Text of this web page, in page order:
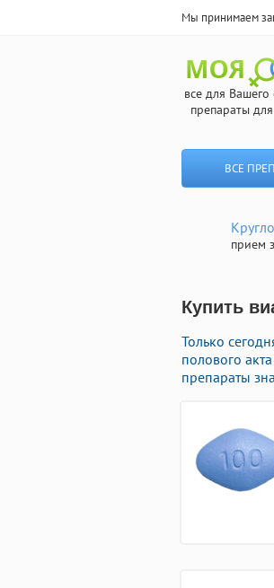
Мы принимаем
все для Вашего
препараты
ВСЕ
прием
Купить
Только
полового
препараты